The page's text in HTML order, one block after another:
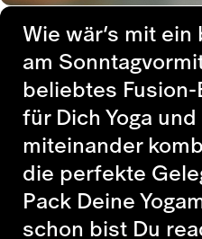
Wie wär’s mit
am
beliebtes
für Dich Yoga
miteinander
die perfekte
Pack Deine
schon bist Du